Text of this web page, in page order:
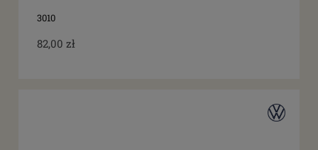
3010
82,00 zł